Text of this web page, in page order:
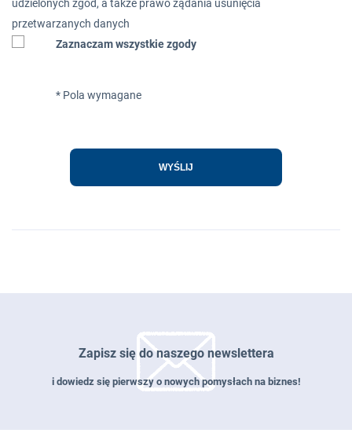
udzielonych zgód, a także prawo żądania usunięcia
przetwarzanych danych
Zaznaczam wszystkie zgody
* Pola wymagane
WYŚLIJ
Zapisz się do naszego newslettera
i dowiedz się pierwszy o nowych pomysłach na biznes!